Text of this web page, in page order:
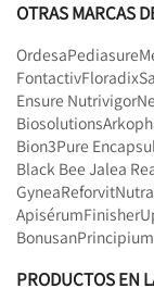
OTRAS MARCAS
OrdesaPediasure
FontactivFloradix
Ensure Nutrivigor
Biosolutions
Bion3Pure
Black Bee Jalea
GyneaReforvit
ApisérumFinisher
Bonusan
PRODUCTOS EN